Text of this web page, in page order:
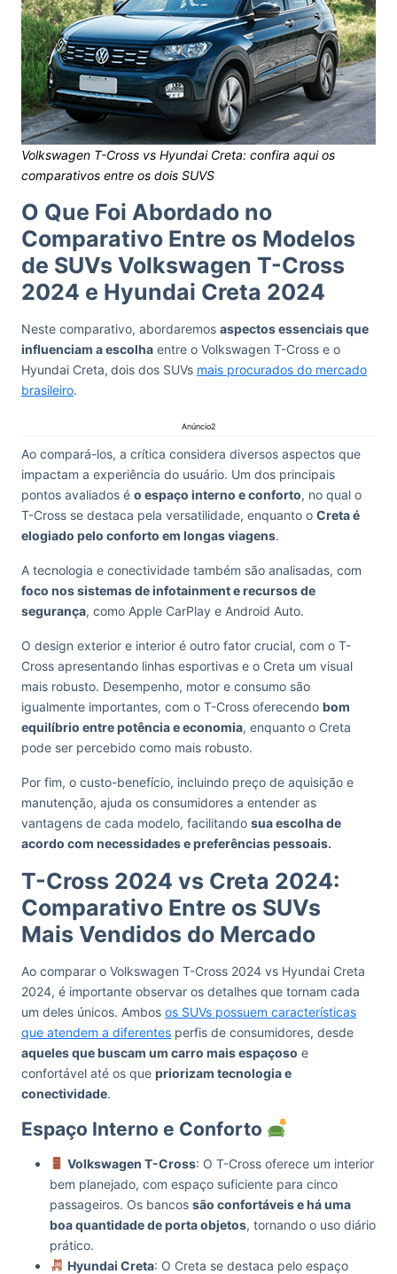
Volkswagen T-Cross vs Hyundai Creta: confira aqui os
comparativos entre os dois SUVS
O Que Foi Abordado no
Comparativo Entre os Modelos
de SUVs Volkswagen T-Cross
2024 e Hyundai Creta 2024
Neste comparativo, abordaremos aspectos essenciais que
influenciam a escolha entre o Volkswagen T-Cross e o
Hyundai Creta, dois dos SUVs mais procurados do mercado
brasileiro.
Anúncio2
Ao compará-los, a crítica considera diversos aspectos que
impactam a experiência do usuário. Um dos principais
pontos avaliados é o espaço interno e conforto, no qual o
T-Cross se destaca pela versatilidade, enquanto o Creta é
elogiado pelo conforto em longas viagens.
A tecnologia e conectividade também são analisadas, com
foco nos sistemas de infotainment e recursos de
segurança, como Apple CarPlay e Android Auto.
O design exterior e interior é outro fator crucial, com o T-
Cross apresentando linhas esportivas e o Creta um visual
mais robusto. Desempenho, motor e consumo são
igualmente importantes, com o T-Cross oferecendo bom
equilíbrio entre potência e economia, enquanto o Creta
pode ser percebido como mais robusto.
Por fim, o custo-benefício, incluindo preço de aquisição e
manutenção, ajuda os consumidores a entender as
vantagens de cada modelo, facilitando sua escolha de
acordo com necessidades e preferências pessoais.
T-Cross 2024 vs Creta 2024:
Comparativo Entre os SUVs
Mais Vendidos do Mercado
Ao comparar o Volkswagen T-Cross 2024 vs Hyundai Creta
2024, é importante observar os detalhes que tornam cada
um deles únicos. Ambos os SUVs possuem características
que atendem a diferentes perfis de consumidores, desde
aqueles que buscam um carro mais espaçoso e
confortável até os que priorizam tecnologia e
conectividade.
Espaço Interno e Conforto
Volkswagen T-Cross: O T-Cross oferece um interior
bem planejado, com espaço suficiente para cinco
passageiros. Os bancos são confortáveis e há uma
boa quantidade de porta objetos, tornando o uso diário
prático.
Hyundai Creta: O Creta se destaca pelo espaço